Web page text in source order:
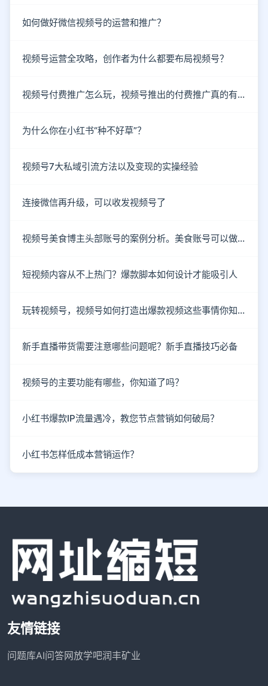
如何做好微信视频号的运营和推广？
视频号运营全攻略，创作者为什么都要布局视频号？
视频号付费推广怎么玩，视频号推出的付费推广真的有效吗？
为什么你在小红书“种不好草”？
视频号7大私域引流方法以及变现的实操经验
连接微信再升级，可以收发视频号了
视频号美食博主头部账号的案例分析。美食账号可以做哪些类型的内容？
短视频内容从不上热门？爆款脚本如何设计才能吸引人
玩转视频号，视频号如何打造出爆款视频这些事情你知道了吗？
新手直播带货需要注意哪些问题呢？新手直播技巧必备
视频号的主要功能有哪些，你知道了吗？
小红书爆款IP流量遇冷，教您节点营销如何破局？
小红书怎样低成本营销运作？
友情链接
问题库AI问答网放学吧润丰矿业